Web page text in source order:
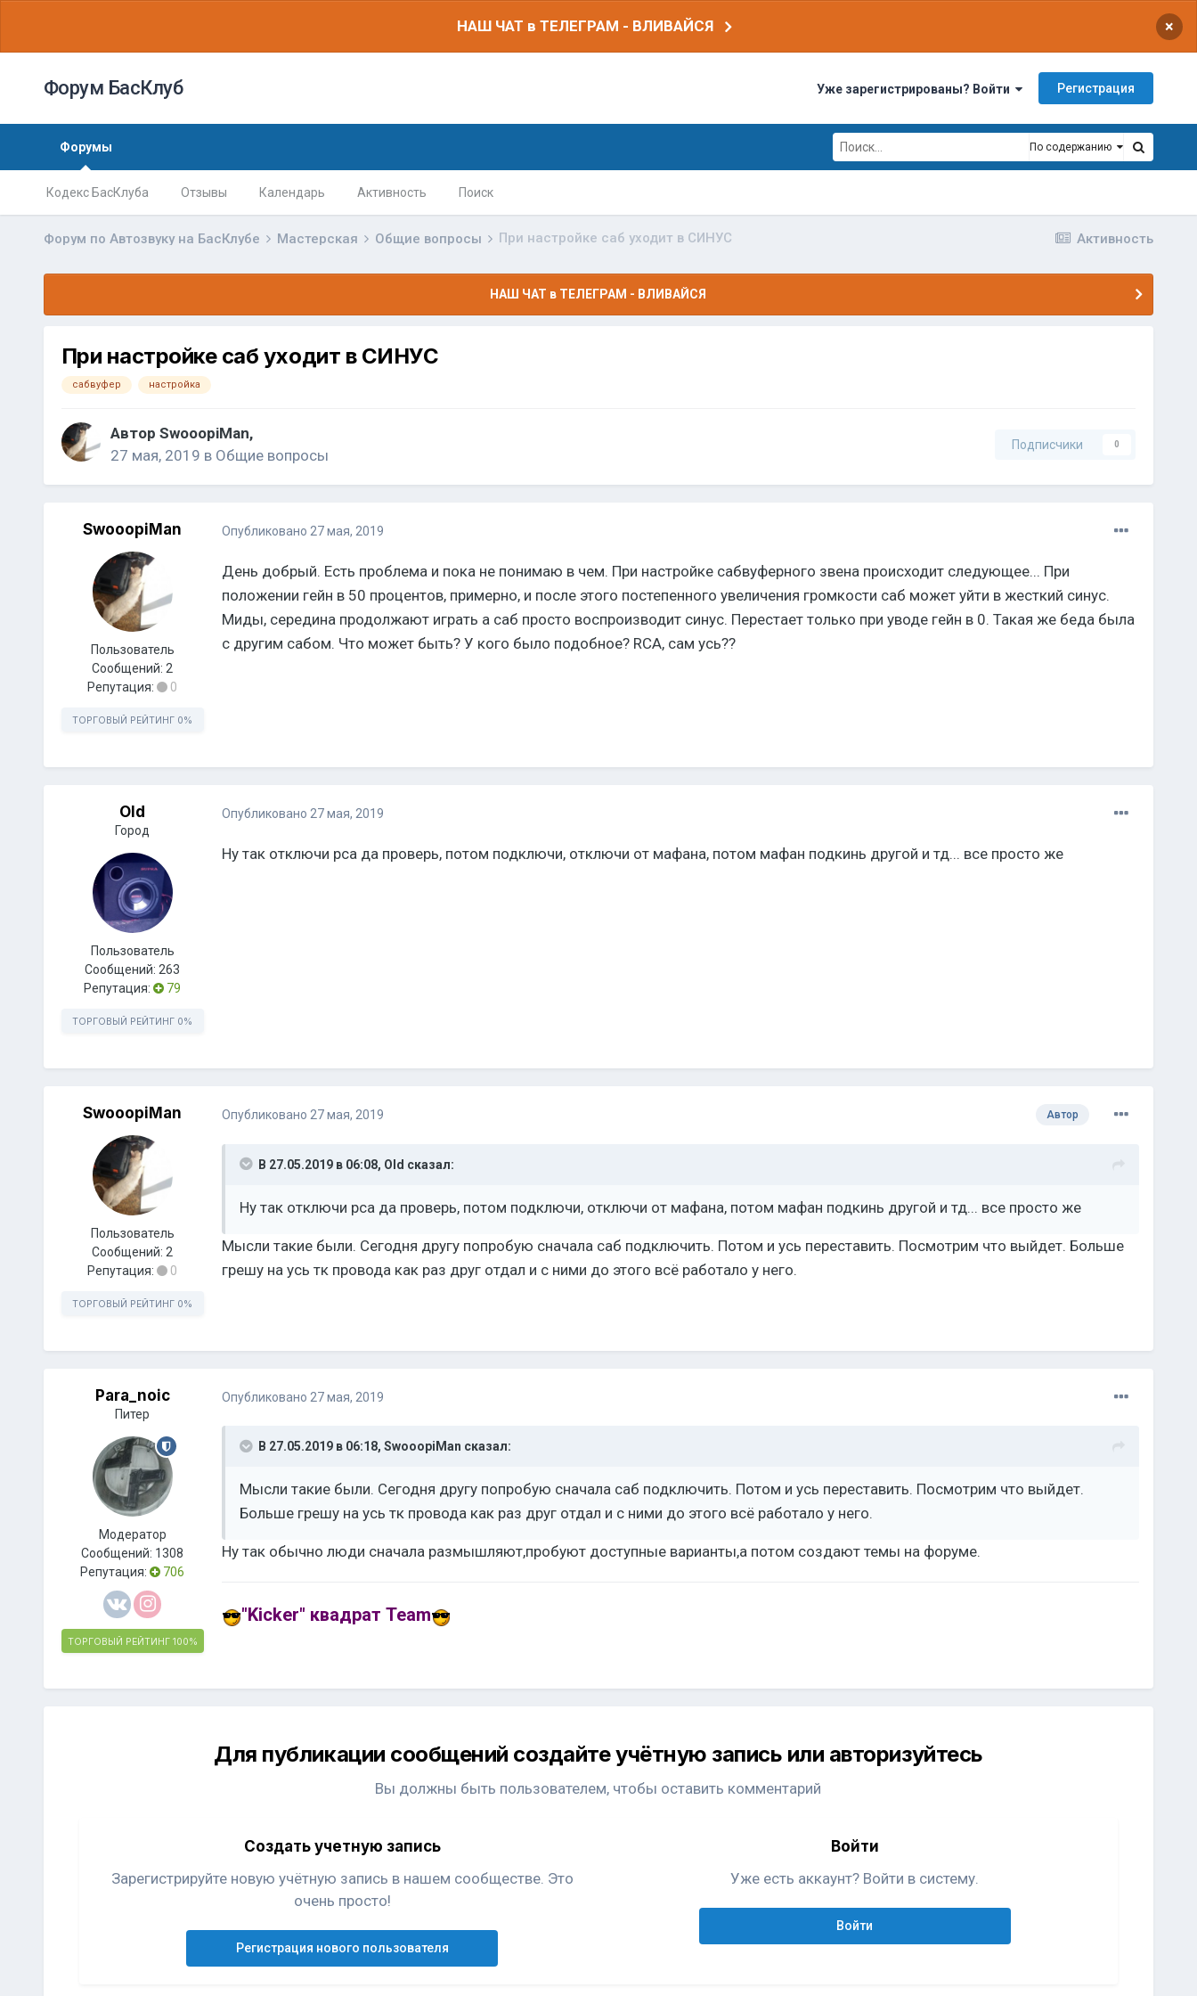
НАШ ЧАТ в ТЕЛЕГРАМ - ВЛИВАЙСЯ ×
Форум БасКлуб Уже зарегистрированы? Войти Регистрация
Форумы
Кодекс БасКлуба Отзывы Календарь Активность Поиск
По содержанию
Активность
Форум по Автозвуку на БасКлубе Мастерская Общие вопросы При настройке саб уходит в СИНУС
НАШ ЧАТ в ТЕЛЕГРАМ - ВЛИВАЙСЯ
При настройке саб уходит в СИНУС
сабвуфер настройка
Автор SwooopiMan,
27 мая, 2019 в Общие вопросы
Подписчики 0
SwooopiMan
Пользователь
Сообщений:2
Репутация:
0
ТОРГОВЫЙ РЕЙТИНГ 0%
Опубликовано 27 мая, 2019
День добрый. Есть проблема и пока не понимаю в чем. При настройке сабвуферного звена происходит следующее... При
положении гейн в 50 процентов, примерно, и после этого постепенного увеличения громкости саб может уйти в жесткий синус.
Миды, середина продолжают играть а саб просто воспроизводит синус. Перестает только при уводе гейн в 0. Такая же беда была
с другим сабом. Что может быть? У кого было подобное? RCA, сам усь??
Old
Город
Пользователь
Сообщений:263
Репутация:
79
ТОРГОВЫЙ РЕЙТИНГ 0%
Опубликовано 27 мая, 2019
Ну так отключи рса да проверь, потом подключи, отключи от мафана, потом мафан подкинь другой и тд... все просто же
SwooopiMan
Пользователь
Сообщений:2
Репутация:
0
ТОРГОВЫЙ РЕЙТИНГ 0%
Автор
Опубликовано 27 мая, 2019
В 27.05.2019 в 06:08, Old сказал:
Ну так отключи рса да проверь, потом подключи, отключи от мафана, потом мафан подкинь другой и тд... все просто же
Мысли такие были. Сегодня другу попробую сначала саб подключить. Потом и усь переставить. Посмотрим что выйдет. Больше
грешу на усь тк провода как раз друг отдал и с ними до этого всё работало у него.
Para_noic
Питер
Модератор
Сообщений: 1308
Репутация:
706
ТОРГОВЫЙ РЕЙТИНГ 100%
Опубликовано 27 мая, 2019
В 27.05.2019 в 06:18, SwooopiMan сказал:
Мысли такие были. Сегодня другу попробую сначала саб подключить. Потом и усь переставить. Посмотрим что выйдет.
Больше грешу на усь тк провода как раз друг отдал и с ними до этого всё работало у него.
Ну так обычно люди сначала размышляют,пробуют доступные варианты,а потом создают темы на форуме.
"Kicker" квадрат Team
Для публикации сообщений создайте учётную запись или авторизуйтесь
Вы должны быть пользователем, чтобы оставить комментарий
Создать учетную запись
Зарегистрируйте новую учётную запись в нашем сообществе. Это
очень просто!
Регистрация нового пользователя
Войти
Уже есть аккаунт? Войти в систему.
Войти